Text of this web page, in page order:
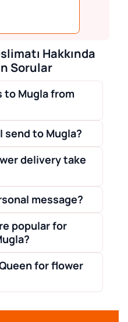
Hakkında
Sorular
to Mugla from
send to Mugla?
delivery take
message?
popular for
for flower